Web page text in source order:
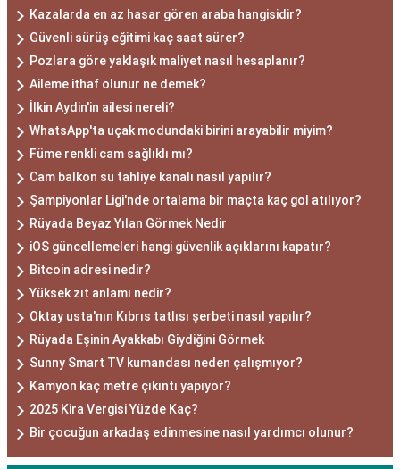
Kazalarda en az hasar gören araba hangisidir?
Güvenli sürüş eğitimi kaç saat sürer?
Pozlara göre yaklaşık maliyet nasıl hesaplanır?
Aileme ithaf olunur ne demek?
İlkin Aydin'in ailesi nereli?
WhatsApp'ta uçak modundaki birini arayabilir miyim?
Füme renkli cam sağlıklı mı?
Cam balkon su tahliye kanalı nasıl yapılır?
Şampiyonlar Ligi'nde ortalama bir maçta kaç gol atılıyor?
Rüyada Beyaz Yılan Görmek Nedir
iOS güncellemeleri hangi güvenlik açıklarını kapatır?
Bitcoin adresi nedir?
Yüksek zıt anlamı nedir?
Oktay usta'nın Kıbrıs tatlısı şerbeti nasıl yapılır?
Rüyada Eşinin Ayakkabı Giydiğini Görmek
Sunny Smart TV kumandası neden çalışmıyor?
Kamyon kaç metre çıkıntı yapıyor?
2025 Kira Vergisi Yüzde Kaç?
Bir çocuğun arkadaş edinmesine nasıl yardımcı olunur?